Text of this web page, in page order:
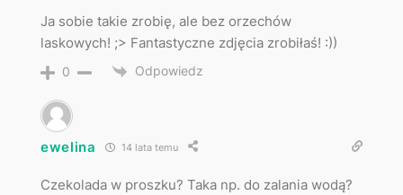
Ja sobie takie zrobię, ale bez orzechów
laskowych! ;> Fantastyczne zdjęcia zrobiłaś! :))
0 Odpowiedz
ewelina 14 lata temu
Czekolada w proszku? Taka np. do zalania wodą?